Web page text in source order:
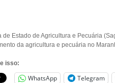
de Estado de Agricultura e Pecuária
da agricultura e pecuária no
isso:
WhatsApp Telegram